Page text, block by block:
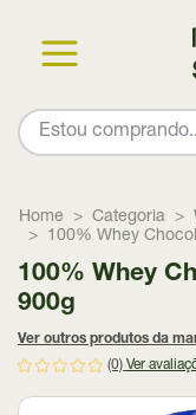
Home Categoria
100% Whey
100% Whey
900g
Ver outros produtos da
(0) Ver